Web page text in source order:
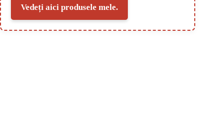
Vedeți aici produsele mele.